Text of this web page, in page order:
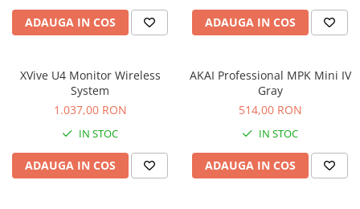
Subwoofere de studio
Tratament acustic
Accesorii pentru lumini
Cabluri de Alimentare
Case-uri de lumini
Comenzi si controllere
Ecrane LED
ADAUGA IN COS ADAUGA IN COS
XVive U4 Monitor Wireless
System
1.037,00 RON
IN STOC
ADAUGA IN COS
AKAI Professional MPK Mini IV
Gray
514,00 RON
IN STOC
ADAUGA IN COS